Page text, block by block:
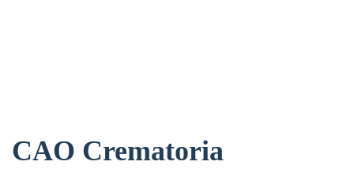
CAO Crematoria